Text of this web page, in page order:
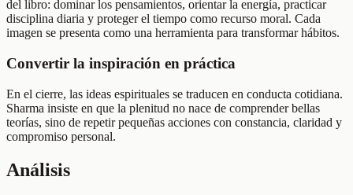
del libro: dominar los pensamientos, orientar la energía, practicar
disciplina diaria y proteger el tiempo como recurso moral. Cada
imagen se presenta como una herramienta para transformar hábitos.
Convertir la inspiración en práctica
En el cierre, las ideas espirituales se traducen en conducta cotidiana.
Sharma insiste en que la plenitud no nace de comprender bellas
teorías, sino de repetir pequeñas acciones con constancia, claridad y
compromiso personal.
Análisis